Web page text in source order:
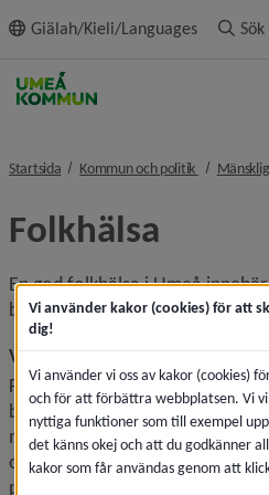
innehållet
Giälah/Kieli/Languages Sök
Startsida Kommun och politik nivå i
Folkhälsa
En god folkhälsa i Umeå
bara är så bra som möjligt utan
Vad är folkhälsa?
Folkhälsa är ett resultat av den
befolkning och mäts med
medel­livslängd, självupplevd
och förekomst av sjukdom.
psykisk, social och fysisk hälsa.
Vi använder kakor (cookies) för att
dig!
Vi använder vi oss av kakor (cookies)
och för att förbättra webbplatsen. Vi
nyttiga funktioner som till exempel
det känns okej och att du godkänner
kakor som får användas genom att